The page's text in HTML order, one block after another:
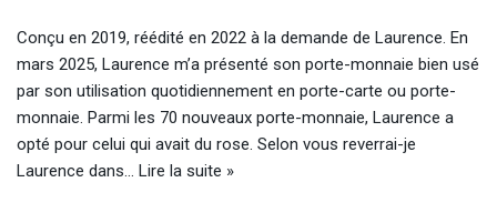
Conçu en 2019, réédité en 2022 à la demande de Laurence. En
mars 2025, Laurence m’a présenté son porte-monnaie bien usé
par son utilisation quotidiennement en porte-carte ou porte-
monnaie. Parmi les 70 nouveaux porte-monnaie, Laurence a
opté pour celui qui avait du rose. Selon vous reverrai-je
Laurence dans… Lire la suite »